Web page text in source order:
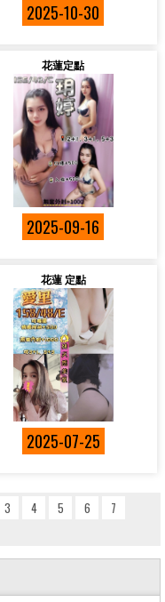
2025-10-30
花蓮定點
2025-09-16
花蓮 定點
2025-07-25
3 4 5 6
7